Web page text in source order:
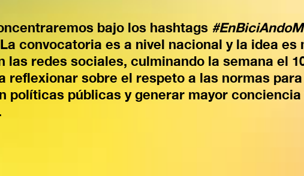
bajo los hashtags
convocatoria es a nivel nacional y la idea
las redes sociales, culminando la semana el
reflexionar sobre el respeto a las normas
políticas públicas y generar mayor